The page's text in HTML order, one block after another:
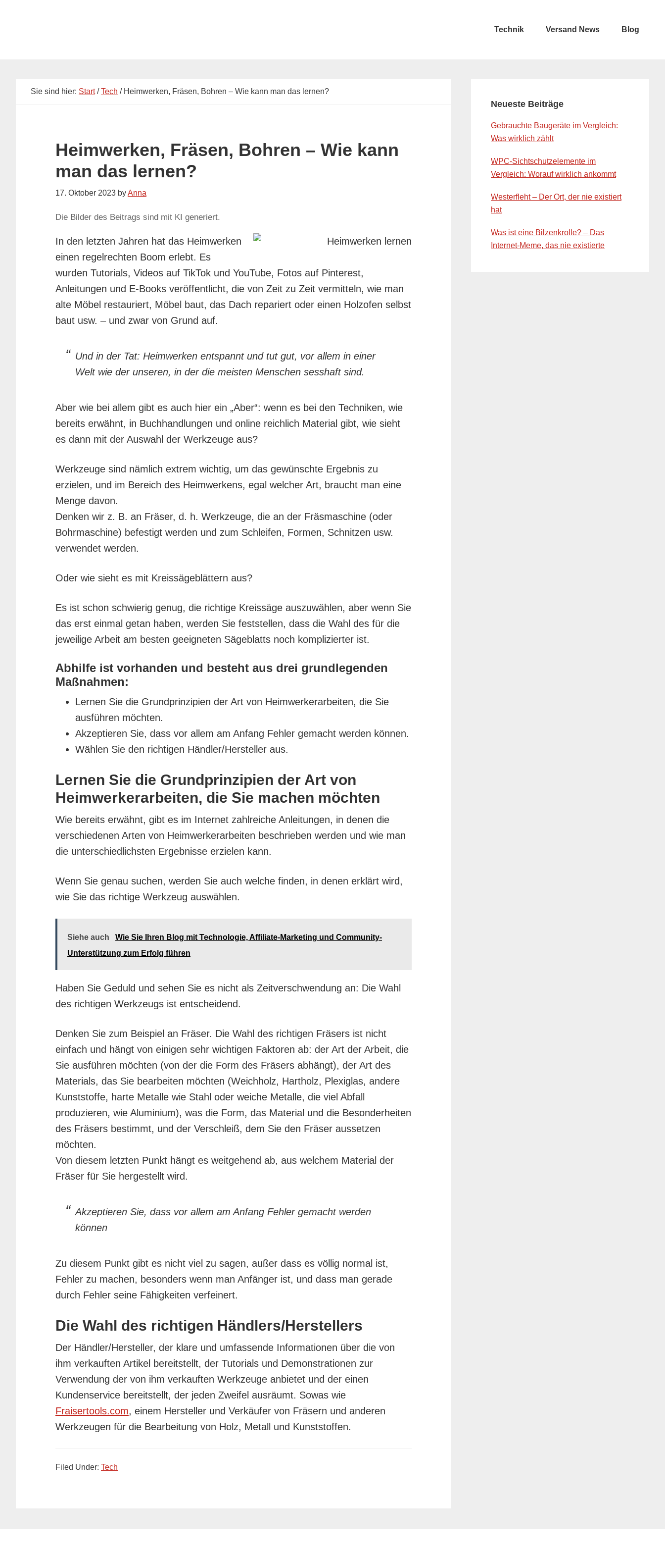
Technik Versand News Blog
Sie sind hier: Start/Tech / Heimwerken, Fräsen, Bohren – Wie kann man das lernen?
Heimwerken, Fräsen, Bohren – Wie kann
man das lernen?
17. Oktober 2023 byAnna
Die Bilder des Beitrags sind mit KI generiert.
In den letzten Jahren hat das Heimwerken
einen regelrechten Boom erlebt. Es
wurden Tutorials, Videos auf TikTok und YouTube, Fotos auf Pinterest,
Anleitungen und E-Books veröffentlicht, die von Zeit zu Zeit vermitteln, wie man
alte Möbel restauriert, Möbel baut, das Dach repariert oder einen Holzofen selbst
baut usw. – und zwar von Grund auf.
Und in der Tat: Heimwerken entspannt und tut gut, vor allem in einer
Welt wie der unseren, in der die meisten Menschen sesshaft sind.
Aber wie bei allem gibt es auch hier ein „Aber“: wenn es bei den Techniken, wie
bereits erwähnt, in Buchhandlungen und online reichlich Material gibt, wie sieht
es dann mit der Auswahl der Werkzeuge aus?
Werkzeuge sind nämlich extrem wichtig, um das gewünschte Ergebnis zu
erzielen, und im Bereich des Heimwerkens, egal welcher Art, braucht man eine
Menge davon.
Denken wir z. B. an Fräser, d. h. Werkzeuge, die an der Fräsmaschine (oder
Bohrmaschine) befestigt werden und zum Schleifen, Formen, Schnitzen usw.
verwendet werden.
Oder wie sieht es mit Kreissägeblättern aus?
Es ist schon schwierig genug, die richtige Kreissäge auszuwählen, aber wenn Sie
das erst einmal getan haben, werden Sie feststellen, dass die Wahl des für die
jeweilige Arbeit am besten geeigneten Sägeblatts noch komplizierter ist.
Abhilfe ist vorhanden und besteht aus drei grundlegenden
Maßnahmen:
Lernen Sie die Grundprinzipien der Art von Heimwerkerarbeiten, die Sie
ausführen möchten.
Akzeptieren Sie, dass vor allem am Anfang Fehler gemacht werden können.
Wählen Sie den richtigen Händler/Hersteller aus.
Lernen Sie die Grundprinzipien der Art von
Heimwerkerarbeiten, die Sie machen möchten
Wie bereits erwähnt, gibt es im Internet zahlreiche Anleitungen, in denen die
verschiedenen Arten von Heimwerkerarbeiten beschrieben werden und wie man
die unterschiedlichsten Ergebnisse erzielen kann.
Wenn Sie genau suchen, werden Sie auch welche finden, in denen erklärt wird,
wie Sie das richtige Werkzeug auswählen.
Siehe auch
Wie Sie Ihren Blog mit Technologie, Affiliate-Marketing und Community-
Unterstützung zum Erfolg führen
Haben Sie Geduld und sehen Sie es nicht als Zeitverschwendung an: Die Wahl
des richtigen Werkzeugs ist entscheidend.
Denken Sie zum Beispiel an Fräser. Die Wahl des richtigen Fräsers ist nicht
einfach und hängt von einigen sehr wichtigen Faktoren ab: der Art der Arbeit, die
Sie ausführen möchten (von der die Form des Fräsers abhängt), der Art des
Materials, das Sie bearbeiten möchten (Weichholz, Hartholz, Plexiglas, andere
Kunststoffe, harte Metalle wie Stahl oder weiche Metalle, die viel Abfall
produzieren, wie Aluminium), was die Form, das Material und die Besonderheiten
des Fräsers bestimmt, und der Verschleiß, dem Sie den Fräser aussetzen
möchten.
Von diesem letzten Punkt hängt es weitgehend ab, aus welchem Material der
Fräser für Sie hergestellt wird.
Akzeptieren Sie, dass vor allem am Anfang Fehler gemacht werden
können
Zu diesem Punkt gibt es nicht viel zu sagen, außer dass es völlig normal ist,
Fehler zu machen, besonders wenn man Anfänger ist, und dass man gerade
durch Fehler seine Fähigkeiten verfeinert.
Die Wahl des richtigen Händlers/Herstellers
Der Händler/Hersteller, der klare und umfassende Informationen über die von
ihm verkauften Artikel bereitstellt, der Tutorials und Demonstrationen zur
Verwendung der von ihm verkauften Werkzeuge anbietet und der einen
Kundenservice bereitstellt, der jeden Zweifel ausräumt. Sowas wie
Fraisertools.com, einem Hersteller und Verkäufer von Fräsern und anderen
Werkzeugen für die Bearbeitung von Holz, Metall und Kunststoffen.
Filed Under: Tech
Sidebar
Neueste Beiträge
Gebrauchte Baugeräte im Vergleich:
Was wirklich zählt
WPC-Sichtschutzelemente im
Vergleich: Worauf wirklich ankommt
Westerfleht – Der Ort, der nie existiert
hat
Was ist eine Bilzenkrolle? – Das
Internet-Meme, das nie existierte